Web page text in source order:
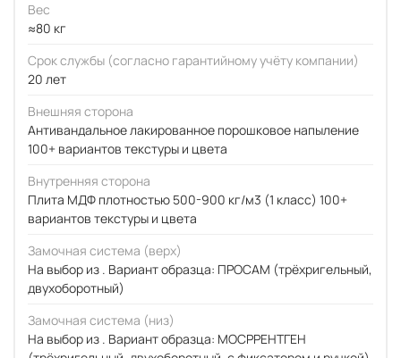
Вес
≈80 кг
Срок службы (согласно гарантийному учёту компании)
20 лет
Внешняя сторона
Антивандальное лакированное порошковое напыление
100+ вариантов текстуры и цвета
Внутренняя сторона
Плита МДФ плотностью 500-900 кг/м3 (1 класс) 100+
вариантов текстуры и цвета
Замочная система (верх)
На выбор из . Вариант образца: ПРОСАМ (трёхригельный,
двухоборотный)
Замочная система (низ)
На выбор из . Вариант образца: МОСРРЕНТГЕН